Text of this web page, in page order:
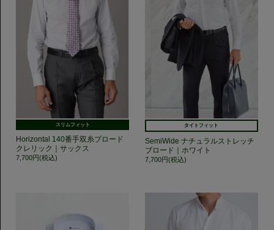
スリムフィット
Horizontal 140番手双糸ブロード
クレリック｜サックス
7,700円(税込)
タイトフィット
SemiWide ナチュラルストレッチ
ブロード｜ホワイト
7,700円(税込)